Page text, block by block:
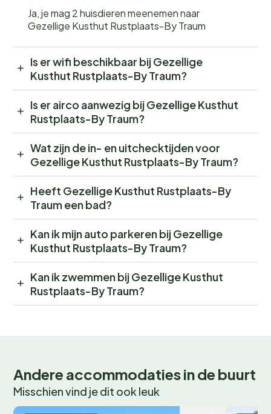
Ja, je mag 2 huisdieren meenemen naar
Gezellige Kusthut Rustplaats-By Traum
Is er wifi beschikbaar bij Gezellige
Kusthut Rustplaats-By Traum?
Is er airco aanwezig bij Gezellige Kusthut
Rustplaats-By Traum?
Wat zijn de in- en uitchecktijden voor
Gezellige Kusthut Rustplaats-By Traum?
Heeft Gezellige Kusthut Rustplaats-By
Traum een bad?
Kan ik mijn auto parkeren bij Gezellige
Kusthut Rustplaats-By Traum?
Kan ik zwemmen bij Gezellige Kusthut
Rustplaats-By Traum?
Andere accommodaties in de buurt
Misschien vind je dit ook leuk